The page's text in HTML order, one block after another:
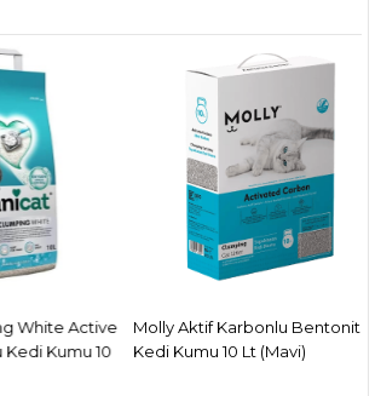
Active
Kumu 10
Molly Aktif Karbonlu Bentonit
Kedi Kumu 10 Lt (Mavi)